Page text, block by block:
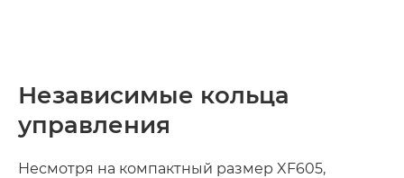
Независимые кольца
управления
Несмотря на компактный размер XF605,